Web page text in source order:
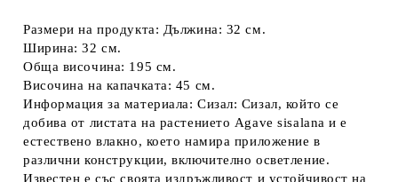
Размери на продукта: Дължина: 32 см.
Ширина: 32 см.
Обща височина: 195 см.
Височина на капачката: 45 см.
Информация за материала: Сизал: Сизал, който се
добива от листата на растението Agave sisalana и е
естествено влакно, което намира приложение в
различни конструкции, включително осветление.
Известен е със своята издръжливост и устойчивост на